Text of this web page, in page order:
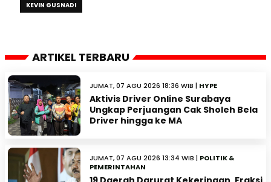
KEVIN GUSNADI
ARTIKEL TERBARU
JUMAT, 07 AGU 2026 18:36 WIB | HYPE
Aktivis Driver Online Surabaya
Ungkap Perjuangan Cak Sholeh Bela
Driver hingga ke MA
JUMAT, 07 AGU 2026 13:34 WIB | POLITIK &
PEMERINTAHAN